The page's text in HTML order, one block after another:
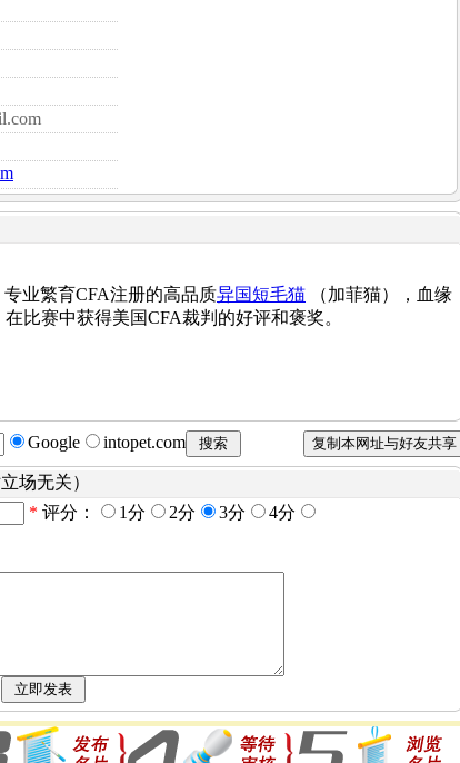
业繁育CFA注册的高品质异国短毛猫 （加菲猫），血缘
比赛中获得美国CFA裁判的好评和褒奖。
Google intopet.com
场无关）
* 评分： 1分 2分 3分
4分